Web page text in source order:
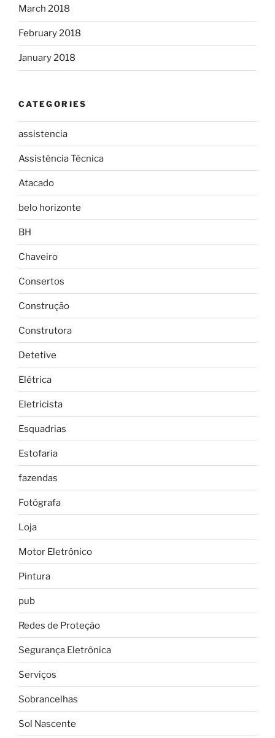
March 2018
February 2018
January 2018
CATEGORIES
assistencia
Assistência Técnica
Atacado
belo horizonte
BH
Chaveiro
Consertos
Construção
Construtora
Detetive
Elétrica
Eletricista
Esquadrias
Estofaria
fazendas
Fotógrafa
Loja
Motor Eletrônico
Pintura
pub
Redes de Proteção
Segurança Eletrônica
Serviços
Sobrancelhas
Sol Nascente